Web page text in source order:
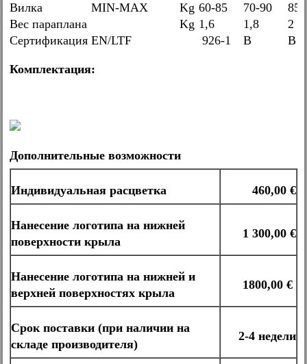
Вилка
MIN-MAX Kg 60-85 70-90
85-
Вес параплана
Kg 1,6 1,8
2
Сертификация EN/LTF 926-1 B B
Комплектация:
Дополнительные возможности
Индивидуальная расцветка 460,00 €
Нанесение логотипа на нижней
поверхности крыла
1 300,00 €
Нанесение логотипа на нижней и
верхней поверхностях крыла
1800,00 €
Срок поставки (при наличии на
складе производителя)
2-4 недели